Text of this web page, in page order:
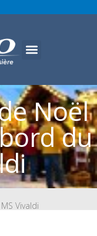
Noël
du
Vivaldi